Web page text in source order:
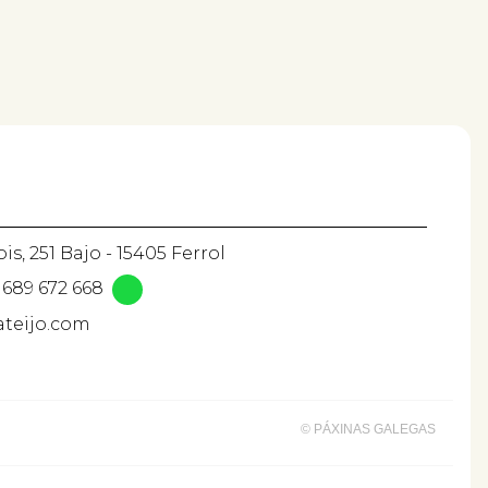
251 Bajo - 15405 Ferrol
689 672 668
© PÁXINAS GALEGAS